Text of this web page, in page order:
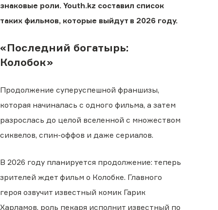
знаковые роли. Youth.kz составил список
таких фильмов, которые выйдут в 2026 году.
«Последний богатырь:
Колобок»
Продолжение суперуспешной франшизы,
которая начиналась с одного фильма, а затем
разрослась до целой вселенной с множеством
сиквелов, спин-оффов и даже сериалов.
В 2026 году планируется продолжение: теперь
зрителей ждет фильм о Колобке. Главного
героя озвучит известный комик Гарик
Харламов, роль пекаря исполнит известный по